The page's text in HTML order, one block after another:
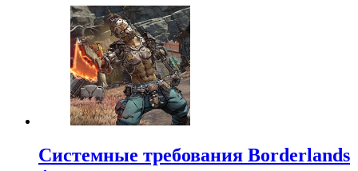
Системные требования Borderlands